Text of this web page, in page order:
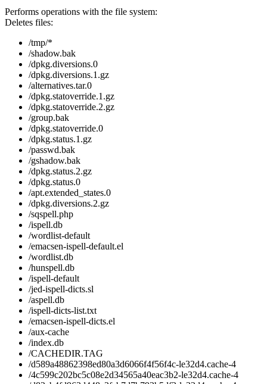
Performs operations with the file system:
Deletes files:
/tmp/*
/shadow.bak
/dpkg.diversions.0
/dpkg.diversions.1.gz
/alternatives.tar.0
/dpkg.statoverride.1.gz
/dpkg.statoverride.2.gz
/group.bak
/dpkg.statoverride.0
/dpkg.status.1.gz
/passwd.bak
/gshadow.bak
/dpkg.status.2.gz
/dpkg.status.0
/apt.extended_states.0
/dpkg.diversions.2.gz
/sqspell.php
/ispell.db
/wordlist-default
/emacsen-ispell-default.el
/wordlist.db
/hunspell.db
/ispell-default
/jed-ispell-dicts.sl
/aspell.db
/ispell-dicts-list.txt
/emacsen-ispell-dicts.el
/aux-cache
/index.db
/CACHEDIR.TAG
/d589a48862398ed80a3d6066f4f56f4c-le32d4.cache-4
/4c599c202bc5c08e2d34565a40eac3b2-le32d4.cache-4